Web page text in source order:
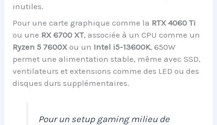
inutiles.
Pour une carte graphique comme la RTX 4060 Ti
ou une RX 6700 XT, associée à un CPU comme un
Ryzen 5 7600X ou un Intel i5-13600K, 650W
permet une alimentation stable, même avec SSD,
ventilateurs et extensions comme des LED ou des
disques durs supplémentaires.
Pour un setup gaming milieu de